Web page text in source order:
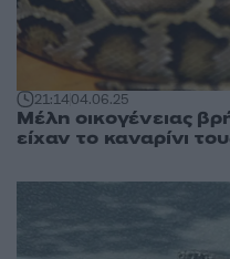
21:1404.06.25
Μέλη οικογένειας
είχαν το καναρίνι